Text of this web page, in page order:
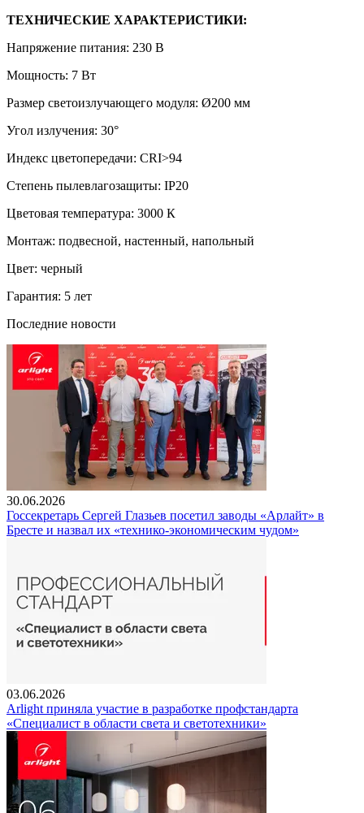
ТЕХНИЧЕСКИЕ ХАРАКТЕРИСТИКИ:
Напряжение питания: 230 В
Мощность: 7 Вт
Размер светоизлучающего модуля: Ø200 мм
Угол излучения: 30°
Индекс цветопередачи: CRI>94
Степень пылевлагозащиты: IP20
Цветовая температура: 3000 К
Монтаж: подвесной, настенный, напольный
Цвет: черный
Гарантия: 5 лет
Последние новости
30.06.2026
Госсекретарь Сергей Глазьев посетил заводы «Арлайт» в
Бресте и назвал их «технико-экономическим чудом»
03.06.2026
Arlight приняла участие в разработке профстандарта
«Специалист в области света и светотехники»